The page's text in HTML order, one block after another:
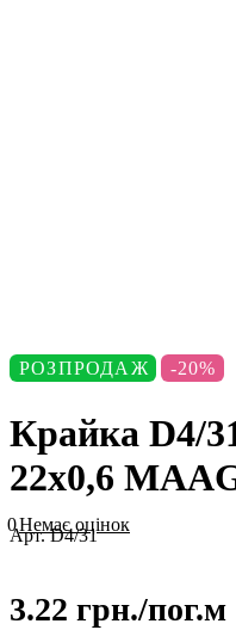
РОЗПРОДАЖ -20%
Крайка D4/
22х0,6
0Немає оцінок
Арт.D4/31
3.22 грн./пог.м